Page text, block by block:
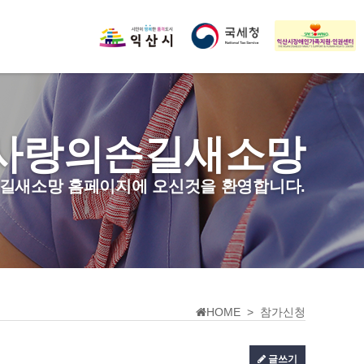
랑의손길새소망
새소망 홈페이지에 오신것을 환영합니다.
HOME > 참가신청
글쓰기